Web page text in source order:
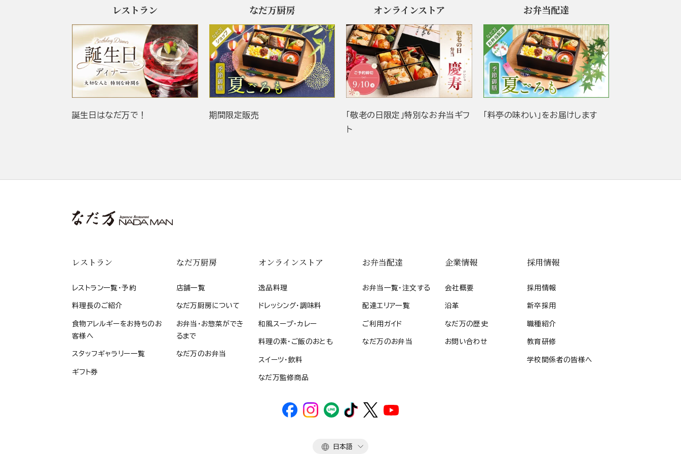
レストラン
誕生日はなだ万で！
なだ万厨房
期間限定販売
オンラインストア
「敬老の日限定」特別なお弁当ギフ
ト
お弁当配達
「料亭の味わい」をお届けします
レストラン
レストラン一覧・予約
料理長のご紹介
食物アレルギーをお持ちのお
客様へ
スタッフギャラリー一覧
ギフト券
なだ万厨房
店舗一覧
なだ万厨房について
お弁当・お惣菜ができ
るまで
なだ万のお弁当
オンラインストア
逸品料理
ドレッシング・調味料
和風スープ・カレー
料理の素・ご飯のおとも
スイーツ・飲料
なだ万監修商品
お弁当配達
お弁当一覧・注文する
配達エリア一覧
ご利用ガイド
なだ万のお弁当
企業情報
会社概要
沿革
なだ万の歴史
お問い合わせ
採用情報
採用情報
新卒採用
職種紹介
教育研修
学校関係者の皆様へ
言 日本語